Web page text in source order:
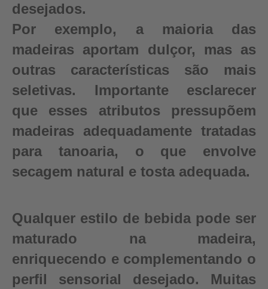
desejados.
Por exemplo, a maioria das
madeiras aportam dulçor, mas as
outras características são mais
seletivas. Importante esclarecer
que esses atributos pressupõem
madeiras adequadamente tratadas
para tanoaria, o que envolve
secagem natural e tosta adequada.
Qualquer estilo de bebida pode ser
maturado na madeira,
enriquecendo e complementando o
perfil sensorial desejado. Muitas